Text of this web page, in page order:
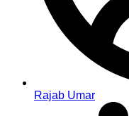
Rajab Umar